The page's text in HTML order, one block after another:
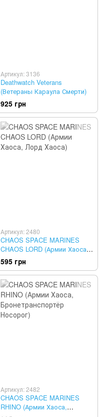
Артикул: 3136
Deathwatch Veterans
(Ветераны Караула Смерти)
925 грн
Артикул: 2480
CHAOS SPACE MARINES
CHAOS LORD (Армии Хаоса,
Лорд Хаоса)
595 грн
Артикул: 2482
CHAOS SPACE MARINES
RHINO (Армии Хаоса,